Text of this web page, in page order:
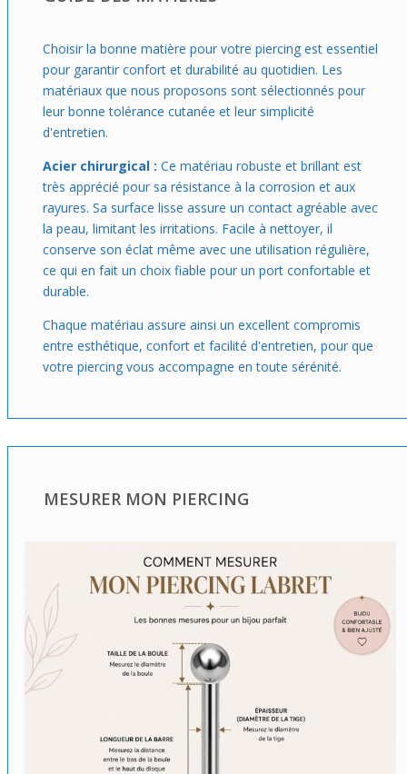
Choisir la bonne matière pour votre piercing est essentiel
pour garantir confort et durabilité au quotidien. Les
matériaux que nous proposons sont sélectionnés pour
leur bonne tolérance cutanée et leur simplicité
d'entretien.
Acier chirurgical : Ce matériau robuste et brillant est
très apprécié pour sa résistance à la corrosion et aux
rayures. Sa surface lisse assure un contact agréable avec
la peau, limitant les irritations. Facile à nettoyer, il
conserve son éclat même avec une utilisation régulière,
ce qui en fait un choix fiable pour un port confortable et
durable.
Chaque matériau assure ainsi un excellent compromis
entre esthétique, confort et facilité d'entretien, pour que
votre piercing vous accompagne en toute sérénité.
MESURER MON PIERCING